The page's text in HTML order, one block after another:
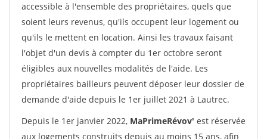
accessible à l'ensemble des propriétaires, quels que
soient leurs revenus, qu'ils occupent leur logement ou
qu'ils le mettent en location. Ainsi les travaux faisant
l'objet d'un devis à compter du 1er octobre seront
éligibles aux nouvelles modalités de l'aide. Les
propriétaires bailleurs peuvent déposer leur dossier de
demande d'aide depuis le 1er juillet 2021 à Lautrec.
Depuis le 1er janvier 2022, MaPrimeRévov' est réservée
aux logements construits depuis au moins 15 ans, afin